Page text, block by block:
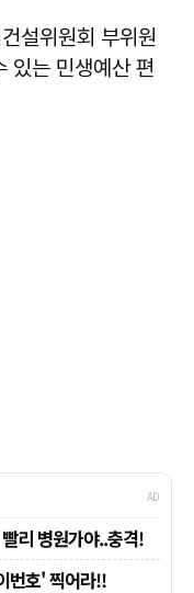
설위원회 부위원
있는 민생예산 편